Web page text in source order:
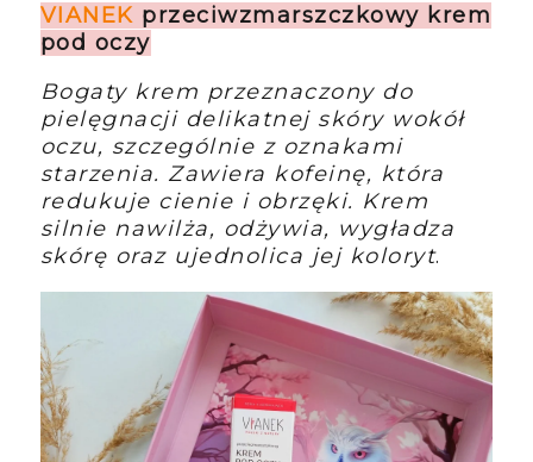
VIANEK przeciwzmarszczkowy krem
pod oczy
Bogaty krem przeznaczony do
pielęgnacji delikatnej skóry wokół
oczu, szczególnie z oznakami
starzenia. Zawiera kofeinę, która
redukuje cienie i obrzęki. Krem
silnie nawilża, odżywia, wygładza
skórę oraz ujednolica jej koloryt.